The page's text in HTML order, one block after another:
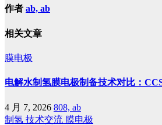
作者 ab, ab
相关文章
膜电极
电解水制氢膜电极制备技术对比：
4 月 7, 2026 808, ab
制氢 技术交流 膜电极